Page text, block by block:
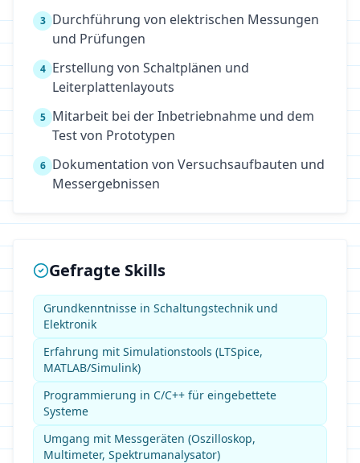
3 Durchführung von elektrischen Messungen
und Prüfungen
4 Erstellung von Schaltplänen und
Leiterplattenlayouts
5 Mitarbeit bei der Inbetriebnahme und dem
Test von Prototypen
6 Dokumentation von Versuchsaufbauten und
Messergebnissen
Gefragte Skills
Grundkenntnisse in Schaltungstechnik und
Elektronik
Erfahrung mit Simulationstools (LTSpice,
MATLAB/Simulink)
Programmierung in C/C++ für eingebettete
Systeme
Umgang mit Messgeräten (Oszilloskop,
Multimeter, Spektrumanalysator)